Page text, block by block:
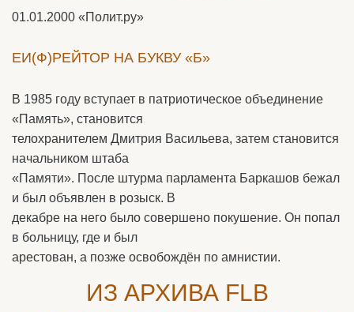
01.01.2000 «Полит.ру»
ЕИ(Ф)РЕЙТОР НА БУКВУ «Б»
В 1985 году вступает в патриотическое объединение
«Память», становится
телохранителем Дмитрия Васильева, затем становится
начальником штаба
«Памяти». После штурма парламента Баркашов бежал
и был объявлен в розыск. В
декабре на него было совершено покушение. Он попал
в больницу, где и был
арестован, а позже освобождён по амнистии.
ИЗ АРХИВА FLB